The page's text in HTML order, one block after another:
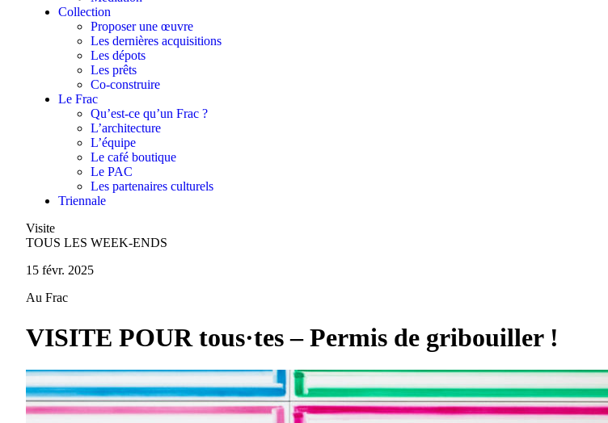
Collection
Proposer une œuvre
Les dernières acquisitions
Les dépots
Les prêts
Co-construire
Le Frac
Qu’est-ce qu’un Frac ?
L’architecture
L’équipe
Le café boutique
Le PAC
Les partenaires culturels
Triennale
Visite
TOUS LES WEEK-ENDS
15 févr. 2025
Au Frac
VISITE POUR tous·tes – Permis de gribouiller !